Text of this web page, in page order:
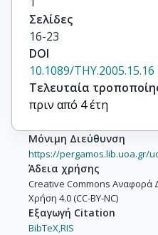
Σελίδες
16-23
DOI
10.1089/THY.2005.15.16
Τελευταία
πριν από 4 έτη
Μόνιμη Διεύθυνση
https://pergamos.lib.uoa.gr/
Άδεια χρήσης
Creative Commons Αναφορά
Χρήση 4.0 (CC-BY-NC)
Εξαγωγή Citation
BibTeX,RIS